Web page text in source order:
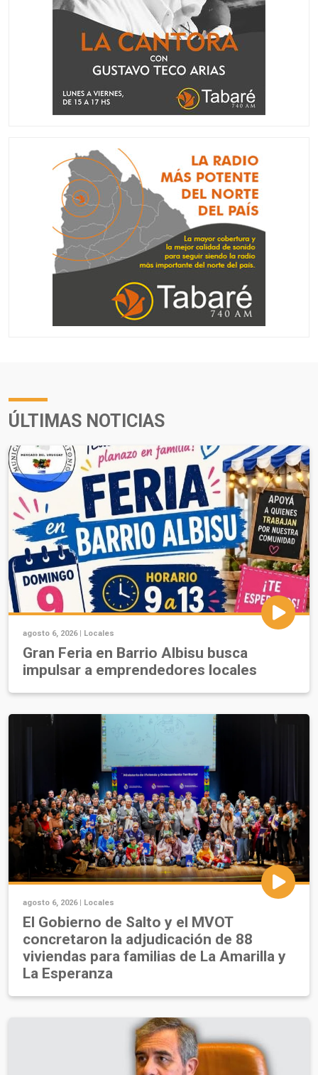
ÚLTIMAS NOTICIAS
agosto 6, 2026 | Locales
Gran Feria en Barrio Albisu busca
impulsar a emprendedores locales
agosto 6, 2026 | Locales
El Gobierno de Salto y el MVOT
concretaron la adjudicación de 88
viviendas para familias de La Amarilla y
La Esperanza